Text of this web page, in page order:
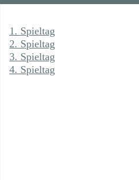
1. Spieltag
2. Spieltag
3. Spieltag
4. Spieltag